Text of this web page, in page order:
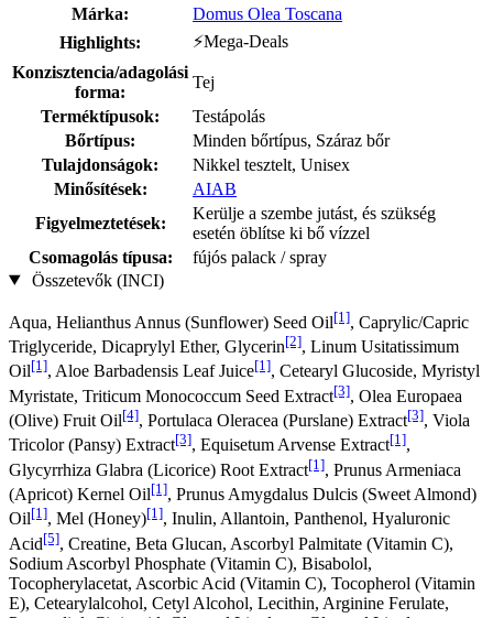
Márka:
Domus Olea Toscana
Highlights:
⚡Mega-Deals
Konzisztencia/adagolási
forma:
Tej
Terméktípusok:
Testápolás
Bőrtípus:
Minden bőrtípus, Száraz bőr
Tulajdonságok:
Nikkel tesztelt, Unisex
Minősítések:
AIAB
Figyelmeztetések:
Kerülje a szembe jutást, és szükség
esetén öblítse ki bő vízzel
Csomagolás típusa:
fújós palack / spray
Összetevők (INCI)
Aqua, Helianthus Annus (Sunflower) Seed Oil[1], Caprylic/Capric
Triglyceride, Dicaprylyl Ether, Glycerin[2], Linum Usitatissimum
Oil[1], Aloe Barbadensis Leaf Juice[1], Cetearyl Glucoside, Myristyl
Myristate, Triticum Monococcum Seed Extract[3], Olea Europaea
(Olive) Fruit Oil[4], Portulaca Oleracea (Purslane) Extract[3], Viola
Tricolor (Pansy) Extract[3], Equisetum Arvense Extract[1],
Glycyrrhiza Glabra (Licorice) Root Extract[1], Prunus Armeniaca
(Apricot) Kernel Oil[1], Prunus Amygdalus Dulcis (Sweet Almond)
Oil[1], Mel (Honey)[1], Inulin, Allantoin, Panthenol, Hyaluronic
Acid[5], Creatine, Beta Glucan, Ascorbyl Palmitate (Vitamin C),
Sodium Ascorbyl Phosphate (Vitamin C), Bisabolol,
Tocopherylacetat, Ascorbic Acid (Vitamin C), Tocopherol (Vitamin
E), Cetearylalcohol, Cetyl Alcohol, Lecithin, Arginine Ferulate,